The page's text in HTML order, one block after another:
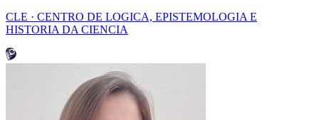
CLE · CENTRO DE LOGICA, EPISTEMOLOGIA E
HISTORIA DA CIENCIA